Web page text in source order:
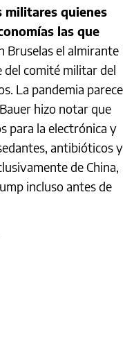
militares quienes
las que
Bruselas el almirante
del comité militar del
La pandemia parece
hizo notar que
para la electrónica y
antibióticos y
de China,
incluso antes de